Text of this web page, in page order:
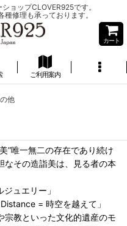
ョップCLOVER925です。
修理も承っております。
カート
ご利用案内
他
”唯一無二の存在であり続け
なその造詣美は、見る者の本
ュエリー」
= 時空を越えて」
宗教といった文化的遺産のモ